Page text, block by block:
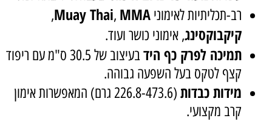
רב-תכליתיות לאימוני
Muay Thai, MMA
,
קיקבוקסינג, אימוני כושר ועוד.
תמיכה לפרק כף היד
בעיצוב של 30.5 ס"מ עם ריפוד
קצף לטקס בעל השפעה גבוהה.
מידות כבדות
(226.8-473.6 גרם) המאפשרות אימון
קרב מקצועי.